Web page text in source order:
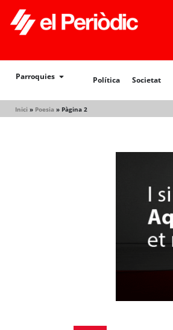
Parroquies Política Societat
Inici » Poesia » Pàgina 2
Política Societat